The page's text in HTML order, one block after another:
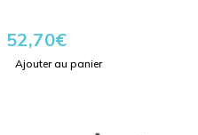
52,70€
Ajouter au panier